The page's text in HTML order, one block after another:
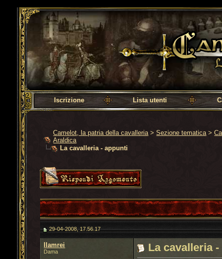
Camelot, la patria della cavalleria
Iscrizione Lista utenti
Camelot, la patria della cavalleria >Sezione tematica >
Araldica
La cavalleria - appunti
29-04-2008, 17.56.17
llamrei
Dama
La cavalleria